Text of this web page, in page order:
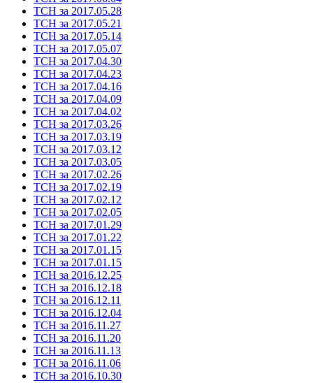
ТСН за 2017.05.28
ТСН за 2017.05.21
ТСН за 2017.05.14
ТСН за 2017.05.07
ТСН за 2017.04.30
ТСН за 2017.04.23
ТСН за 2017.04.16
ТСН за 2017.04.09
ТСН за 2017.04.02
ТСН за 2017.03.26
ТСН за 2017.03.19
ТСН за 2017.03.12
ТСН за 2017.03.05
ТСН за 2017.02.26
ТСН за 2017.02.19
ТСН за 2017.02.12
ТСН за 2017.02.05
ТСН за 2017.01.29
ТСН за 2017.01.22
ТСН за 2017.01.15
ТСН за 2017.01.15
ТСН за 2016.12.25
ТСН за 2016.12.18
ТСН за 2016.12.11
ТСН за 2016.12.04
ТСН за 2016.11.27
ТСН за 2016.11.20
ТСН за 2016.11.13
ТСН за 2016.11.06
ТСН за 2016.10.30